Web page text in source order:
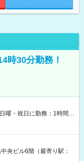
時30分勤務！
曜・祝日に勤務：1時間毎
22時以降に勤務：1時間毎
期間
はありません。 最初か
央ビル6階（最寄り駅：